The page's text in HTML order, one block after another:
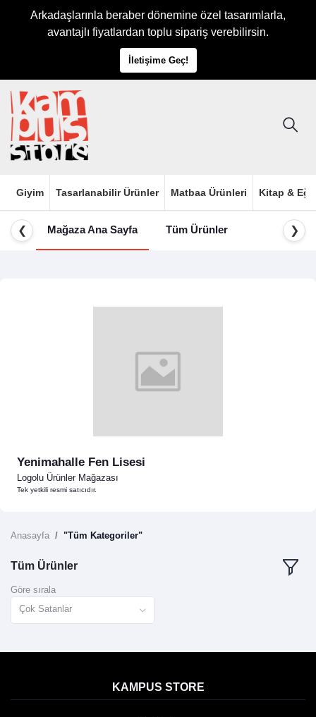
Arkadaşlarınla beraber dönemine özel tasarımlarla,
avantajlı fiyatlardan toplu sipariş verebilirsin.
İletişime Geç!
Giyim Tasarlanabilir Ürünler Matbaa Ürünleri Kitap &
❮ Mağaza Ana Sayfa Tüm Ürünler ❯
Yenimahalle Fen Lisesi
Logolu Ürünler Mağazası
Tek yetkili resmi satıcıdır.
Anasayfa "Tüm Kategoriler"
Tüm Ürünler
Göre sırala
Çok Satanlar
KAMPUS STORE